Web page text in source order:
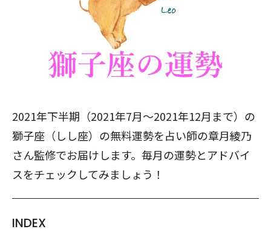
2021年下半期（2021年7月～2021年12月まで）の
獅子座（しし座）の無料運勢を占い師の章月綾乃
さん監修でお届けします。毎月の運勢とアドバイ
スをチェックしてみましょう！
INDEX